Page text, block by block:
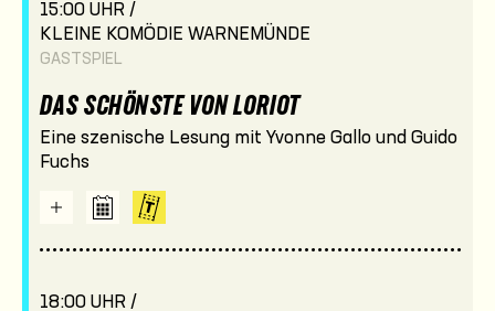
15:00 UHR /
KLEINE KOMÖDIE WARNEMÜNDE
GASTSPIEL
DAS SCHÖNSTE VON LORIOT
Eine szenische Lesung mit Yvonne Gallo und Guido
Fuchs
18:00 UHR /